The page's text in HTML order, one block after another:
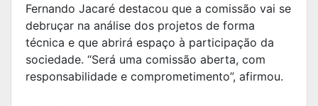
Fernando Jacaré destacou que a comissão vai se
debruçar na análise dos projetos de forma
técnica e que abrirá espaço à participação da
sociedade. “Será uma comissão aberta, com
responsabilidade e comprometimento”, afirmou.